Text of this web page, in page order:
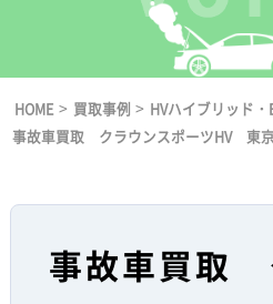
HOME > 買取事例 > HVハイブリッド
事故車買取 クラウンスポーツHV 東
事故車買取